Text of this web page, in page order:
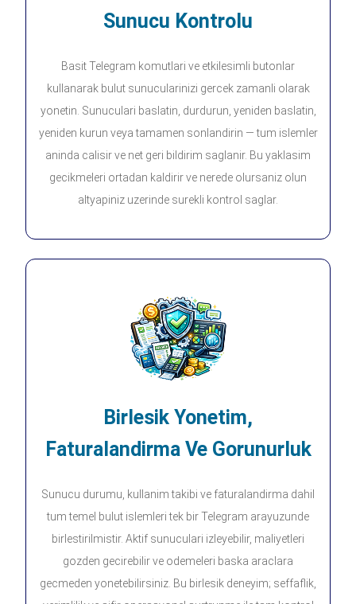
Sunucu Kontrolu
Basit Telegram komutlari ve etkilesimli butonlar
kullanarak bulut sunucularinizi gercek zamanli olarak
yonetin. Sunuculari baslatin, durdurun, yeniden baslatin,
yeniden kurun veya tamamen sonlandirin — tum islemler
aninda calisir ve net geri bildirim saglanir. Bu yaklasim
gecikmeleri ortadan kaldirir ve nerede olursaniz olun
altyapiniz uzerinde surekli kontrol saglar.
Birlesik Yonetim,
Faturalandirma Ve Gorunurluk
Sunucu durumu, kullanim takibi ve faturalandirma dahil
tum temel bulut islemleri tek bir Telegram arayuzunde
birlestirilmistir. Aktif sunuculari izleyebilir, maliyetleri
gozden gecirebilir ve odemeleri baska araclara
gecmeden yonetebilirsiniz. Bu birlesik deneyim; seffaflik,